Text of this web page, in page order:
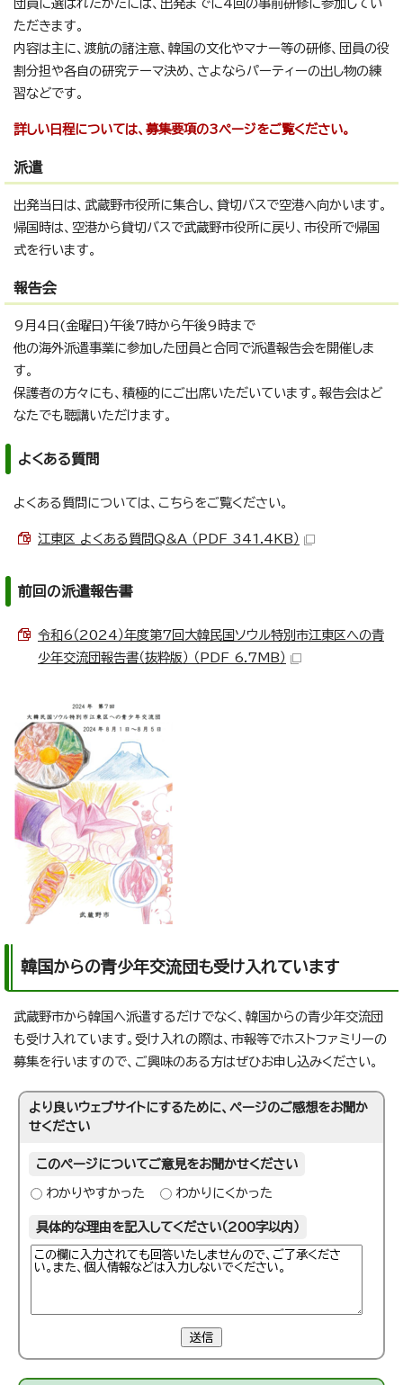
団員に選ばれたかたには、出発までに4回の事前研修に参加してい
ただきます。
内容は主に、渡航の諸注意、韓国の文化やマナー等の研修、団員の役
割分担や各自の研究テーマ決め、さよならパーティーの出し物の練
習などです。
詳しい日程については、募集要項の3ページをご覧ください。
派遣
出発当日は、武蔵野市役所に集合し、貸切バスで空港へ向かいます。
帰国時は、空港から貸切バスで武蔵野市役所に戻り、市役所で帰国
式を行います。
報告会
9月4日(金曜日)午後7時から午後9時まで
他の海外派遣事業に参加した団員と合同で派遣報告会を開催しま
す。
保護者の方々にも、積極的にご出席いただいています。報告会はど
なたでも聴講いただけます。
よくある質問
よくある質問については、こちらをご覧ください。
江東区 よくある質問Q&A （PDF 341.4KB）
前回の派遣報告書
令和6（2024）年度第7回大韓民国ソウル特別市江東区への青
少年交流団報告書（抜粋版） （PDF 6.7MB）
韓国からの青少年交流団も受け入れています
武蔵野市から韓国へ派遣するだけでなく、韓国からの青少年交流団
も受け入れています。受け入れの際は、市報等でホストファミリーの
募集を行いますので、ご興味のある方はぜひお申し込みください。
より良いウェブサイトにするために、ページのご感想をお聞か
せください
このページについてご意見をお聞かせください
わかりやすかった わかりにくかった
具体的な理由を記入してください（200字以内）
送信